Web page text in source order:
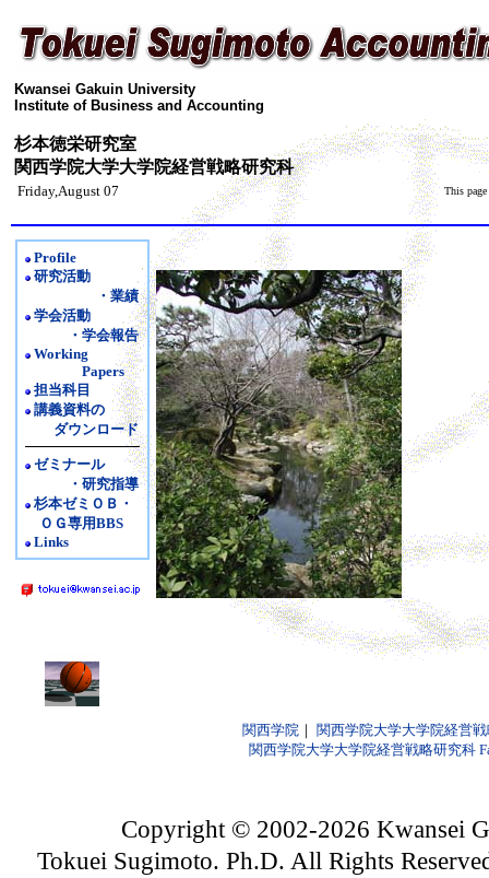
Kwansei Gakuin University
Institute of Business and Accounting
杉本徳栄研究室
関西学院大学大学院経営戦略研究科
Friday,August 07 This page
Profile
研究活動
・業績
学会活動
・学会報告
Working
Papers
担当科目
講義資料の
ダウンロード
ゼミナール
・研究指導
杉本ゼミＯＢ・
ＯＧ専用BBS
Links
関西学院 ｜ 関西学院大学大学院経営
関西学院大学大学院経営戦略研究科
Copyright © 2002-2026 Kwansei
Tokuei Sugimoto. Ph.D. All Rights